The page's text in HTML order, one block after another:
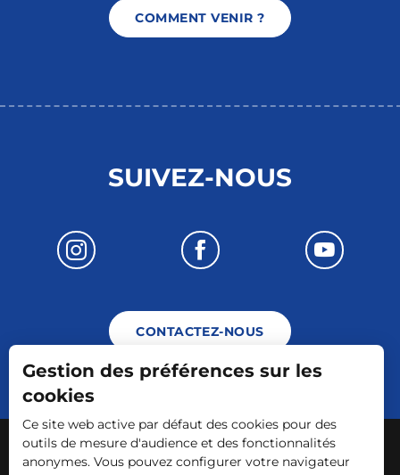
COMMENT VENIR ?
SUIVEZ-NOUS
CONTACTEZ-NOUS
Mentions légales - Plan du site - CGV -
Gestion des préférences sur les
cookies
Ce site web active par défaut des cookies pour des
outils de mesure d'audience et des fonctionnalités
anonymes. Vous pouvez configurer votre navigateur